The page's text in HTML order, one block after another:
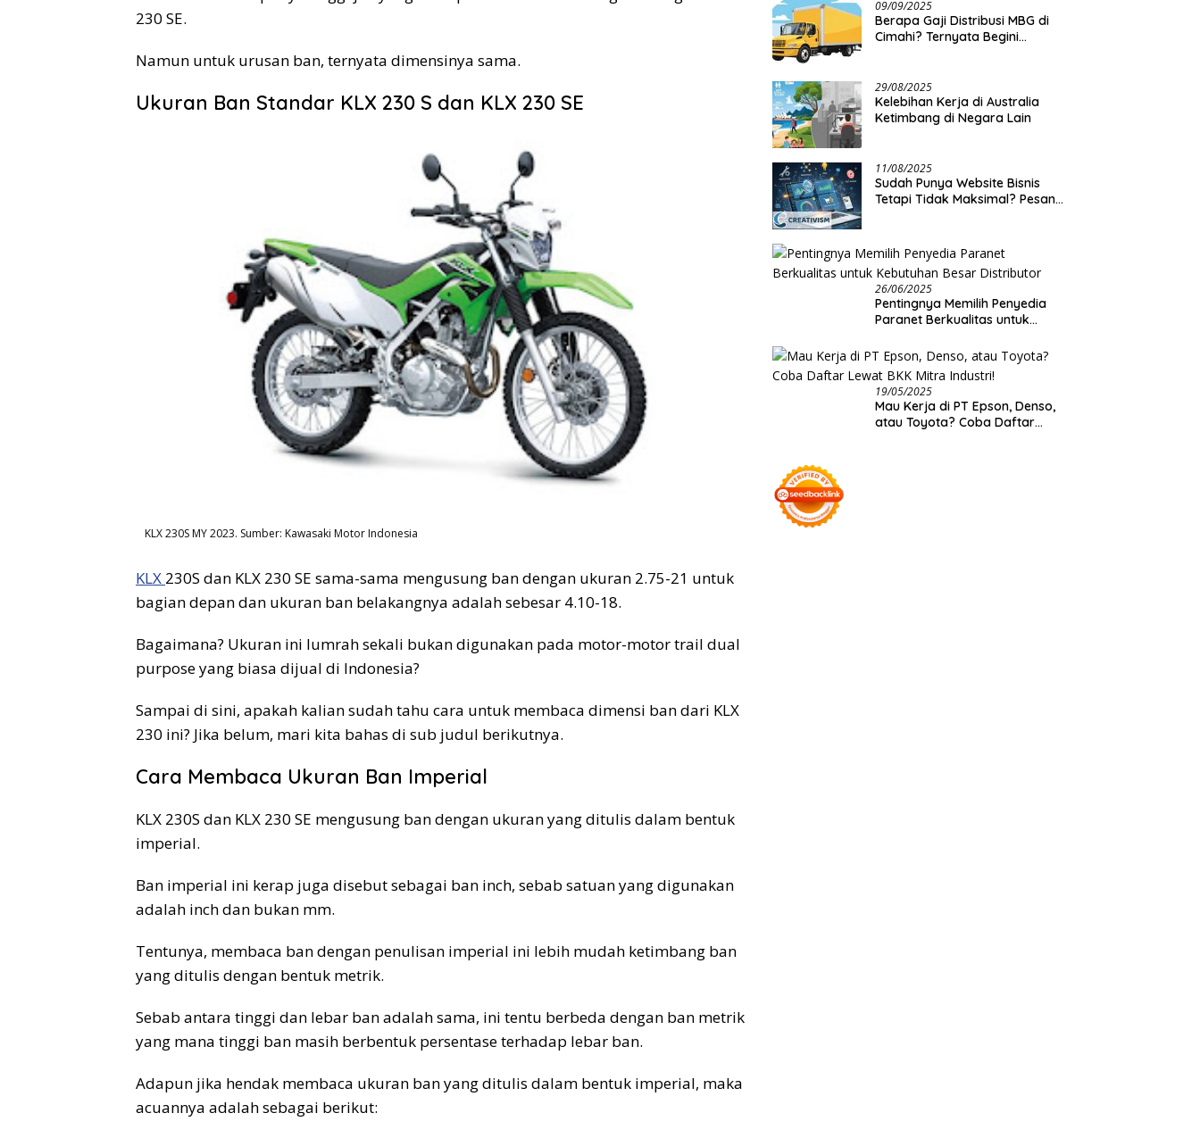
230 SE.
Namun untuk urusan ban, ternyata dimensinya sama.
Ukuran Ban Standar KLX 230 S dan KLX 230 SE
KLX 230S MY 2023. Sumber: Kawasaki Motor Indonesia
KLX 230S dan KLX 230 SE sama-sama mengusung ban dengan ukuran 2.75-21 untuk
bagian depan dan ukuran ban belakangnya adalah sebesar 4.10-18.
Bagaimana? Ukuran ini lumrah sekali bukan digunakan pada motor-motor trail dual
purpose yang biasa dijual di Indonesia?
Sampai di sini, apakah kalian sudah tahu cara untuk membaca dimensi ban dari KLX
230 ini? Jika belum, mari kita bahas di sub judul berikutnya.
Cara Membaca Ukuran Ban Imperial
KLX 230S dan KLX 230 SE mengusung ban dengan ukuran yang ditulis dalam bentuk
imperial.
Ban imperial ini kerap juga disebut sebagai ban inch, sebab satuan yang digunakan
adalah inch dan bukan mm.
Tentunya, membaca ban dengan penulisan imperial ini lebih mudah ketimbang ban
yang ditulis dengan bentuk metrik.
Sebab antara tinggi dan lebar ban adalah sama, ini tentu berbeda dengan ban metrik
yang mana tinggi ban masih berbentuk persentase terhadap lebar ban.
Adapun jika hendak membaca ukuran ban yang ditulis dalam bentuk imperial, maka
acuannya adalah sebagai berikut:
09/09/2025
Berapa Gaji Distribusi MBG di
Cimahi? Ternyata Begini…
29/08/2025
Kelebihan Kerja di Australia
Ketimbang di Negara Lain
11/08/2025
Sudah Punya Website Bisnis
Tetapi Tidak Maksimal? Pesan
26/06/2025
Pentingnya Memilih Penyedia
Paranet Berkualitas untuk
19/05/2025
Mau Kerja di PT Epson, Denso,
atau Toyota? Coba Daftar